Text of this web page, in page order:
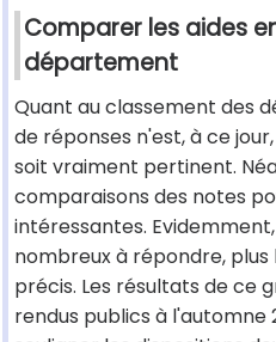
Comparer les aides
département
Quant au classement des
de réponses n'est, à ce
soit vraiment pertinent.
comparaisons des notes
intéressantes.
nombreux à répondre,
précis. Les résultats de ce
rendus publics à